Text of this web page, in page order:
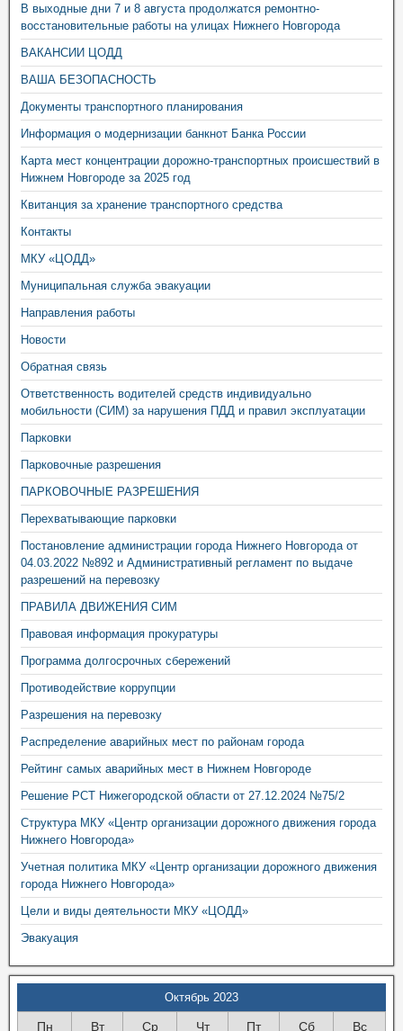
В выходные дни 7 и 8 августа продолжатся ремонтно-
восстановительные работы на улицах Нижнего Новгорода
ВАКАНСИИ ЦОДД
ВАША БЕЗОПАСНОСТЬ
Документы транспортного планирования
Информация о модернизации банкнот Банка России
Карта мест концентрации дорожно-транспортных происшествий в
Нижнем Новгороде за 2025 год
Квитанция за хранение транспортного средства
Контакты
МКУ «ЦОДД»
Муниципальная служба эвакуации
Направления работы
Новости
Обратная связь
Ответственность водителей средств индивидуально
мобильности (СИМ) за нарушения ПДД и правил эксплуатации
Парковки
Парковочные разрешения
ПАРКОВОЧНЫЕ РАЗРЕШЕНИЯ
Перехватывающие парковки
Постановление администрации города Нижнего Новгорода от
04.03.2022 №892 и Административный регламент по выдаче
разрешений на перевозку
ПРАВИЛА ДВИЖЕНИЯ СИМ
Правовая информация прокуратуры
Программа долгосрочных сбережений
Противодействие коррупции
Разрешения на перевозку
Распределение аварийных мест по районам города
Рейтинг самых аварийных мест в Нижнем Новгороде
Решение РСТ Нижегородской области от 27.12.2024 №75/2
Структура МКУ «Центр организации дорожного движения города
Нижнего Новгорода»
Учетная политика МКУ «Центр организации дорожного движения
города Нижнего Новгорода»
Цели и виды деятельности МКУ «ЦОДД»
Эвакуация
Октябрь 2023
Пн Вт Ср Чт Пт Сб Вс